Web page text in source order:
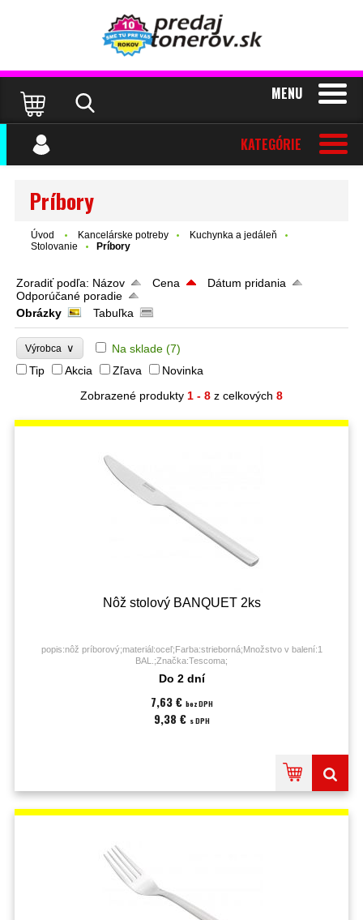
MENU
KATEGÓRIE
Príbory
Úvod Kancelárske potreby
Kuchynka a jedáleň
Stolovanie
Príbory
Zoradiť podľa: Názov Cena
Dátum pridania
Odporúčané poradie
Obrázky
Tabuľka
Výrobca ∨ Na sklade (7)
Tip
Akcia Zľava
Novinka
Zobrazené produkty 1 - 8 z celkových 8
Nôž stolový BANQUET 2ks
popis:nôž príborový;materiál:oceľ;Farba:strieborná;Množstvo v balení:1
BAL.;Značka:Tescoma;
Do 2 dní
7,63 € bez DPH
9,38 € s DPH